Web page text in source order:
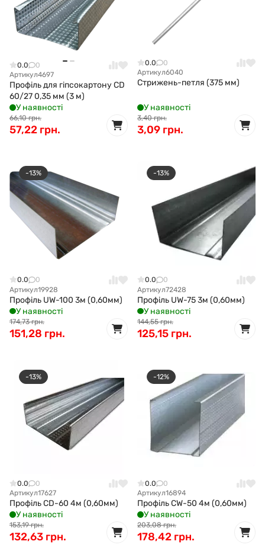
0.0
0
Артикул4697
Профіль для гіпсокартону CD
60/27 0,35 мм (3 м)
У наявності
66,10 грн.
57,22 грн.
0.0
0
Артикул6040
Стрижень-петля (375 мм)
У наявності
3,40 грн.
3,09 грн.
-13%
0.0
0
Артикул19928
Профіль UW-100 3м (0,60мм)
У наявності
174,73 грн.
151,28 грн.
-13%
0.0
0
Артикул72428
Профіль UW-75 3м (0,60мм)
У наявності
144,55 грн.
125,15 грн.
-13%
0.0
0
Артикул17627
Профіль CD-60 4м (0,60мм)
У наявності
153,19 грн.
132,63 грн.
-12%
0.0
0
Артикул16894
Профіль CW-50 4м (0,60мм)
У наявності
203,08 грн.
178,42 грн.